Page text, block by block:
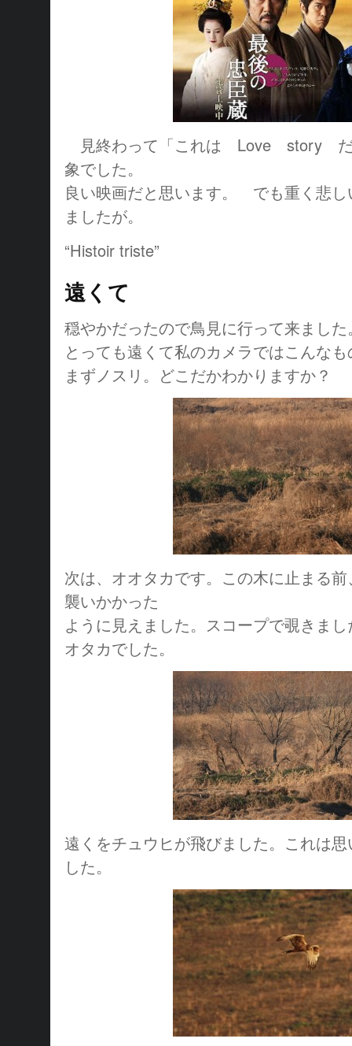
見終わって「これは Love story だ
象でした。
良い映画だと思います。 でも重く悲し
ましたが。
“Histoir triste”
遠くて
穏やかだったので鳥見に行って来ました
とっても遠くて私のカメラではこんな
まずノスリ。どこだかわかりますか？
次は、オオタカです。この木に止まる
襲いかかった
ように見えました。スコープで覗きま
オタカでした。
遠くをチュウヒが飛びました。これは
した。